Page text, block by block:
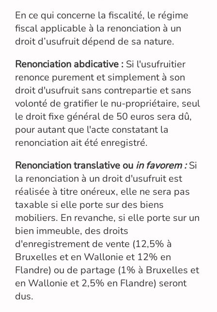
En ce qui concerne la fiscalité, le régime
fiscal applicable à la renonciation à un
droit d’usufruit dépend de sa nature.
Renonciation abdicative : Si l'usufruitier
renonce purement et simplement à son
droit d'usufruit sans contrepartie et sans
volonté de gratifier le nu-propriétaire, seul
le droit fixe général de 50 euros sera dû,
pour autant que l'acte constatant la
renonciation ait été enregistré.
Renonciation translative ou in favorem :Si
la renonciation à un droit d'usufruit est
réalisée à titre onéreux, elle ne sera pas
taxable si elle porte sur des biens
mobiliers. En revanche, si elle porte sur un
bien immeuble, des droits
d'enregistrement de vente (12,5% à
Bruxelles et en Wallonie et 12% en
Flandre) ou de partage (1% à Bruxelles et
en Wallonie et 2,5% en Flandre) seront
dus.